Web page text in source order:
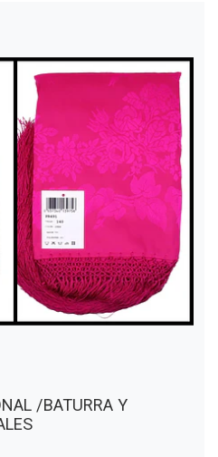
/BATURRA Y